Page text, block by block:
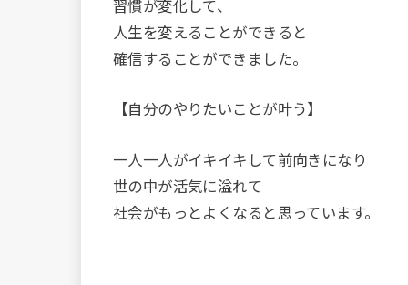
習慣が変化して、
人生を変えることができると
確信することができました。
【自分のやりたいことが叶う】
一人一人がイキイキして前向きになり
世の中が活気に溢れて
社会がもっとよくなると思っています。